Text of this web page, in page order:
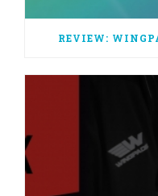
REVIEW: